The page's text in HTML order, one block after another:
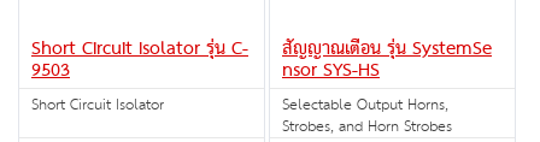
Short Circuit Isolator รุ่น C-
9503
Short Circuit Isolator
สัญญาณเตือน รุ่น SystemSe
nsor SYS-HS
Selectable Output Horns,
Strobes, and Horn Strobes